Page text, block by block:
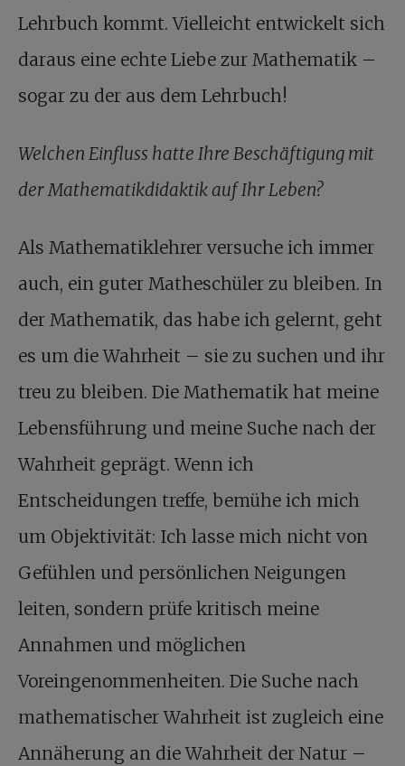
Lehrbuch kommt. Vielleicht entwickelt sich
daraus eine echte Liebe zur Mathematik –
sogar zu der aus dem Lehrbuch!
Welchen Einfluss hatte Ihre Beschäftigung mit
der Mathematikdidaktik auf Ihr Leben?
Als Mathematiklehrer versuche ich immer
auch, ein guter Matheschüler zu bleiben. In
der Mathematik, das habe ich gelernt, geht
es um die Wahrheit – sie zu suchen und ihr
treu zu bleiben. Die Mathematik hat meine
Lebensführung und meine Suche nach der
Wahrheit geprägt. Wenn ich
Entscheidungen treffe, bemühe ich mich
um Objektivität: Ich lasse mich nicht von
Gefühlen und persönlichen Neigungen
leiten, sondern prüfe kritisch meine
Annahmen und möglichen
Voreingenommenheiten. Die Suche nach
mathematischer Wahrheit ist zugleich eine
Annäherung an die Wahrheit der Natur –